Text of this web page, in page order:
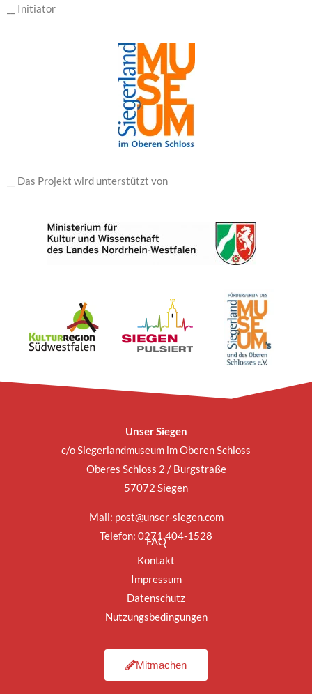
__ Initiator
__ Das Projekt wird unterstützt von
Unser Siegen
c/o Siegerlandmuseum im Oberen Schloss
Oberes Schloss 2 / Burgstraße
57072 Siegen
Mail: post@unser-siegen.com
Telefon: 0271 404-1528
FAQ
Kontakt
Impressum
Datenschutz
Nutzungsbedingungen
Mitmachen